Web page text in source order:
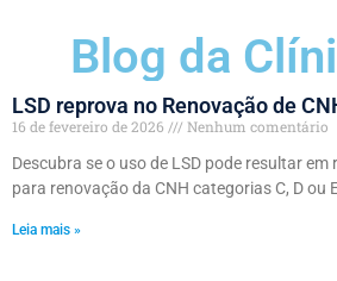
Blog da
LSD reprova no Renovação de
16 de fevereiro de 2026
Nenhum comentário
Descubra se o uso de LSD pode resultar
para renovação da CNH categorias C, D ou
Leia mais »